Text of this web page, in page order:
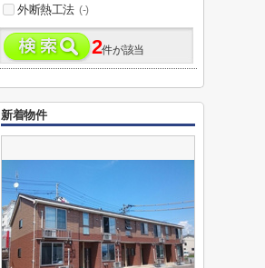
外断熱工法 (-)
2件が該当
新着物件